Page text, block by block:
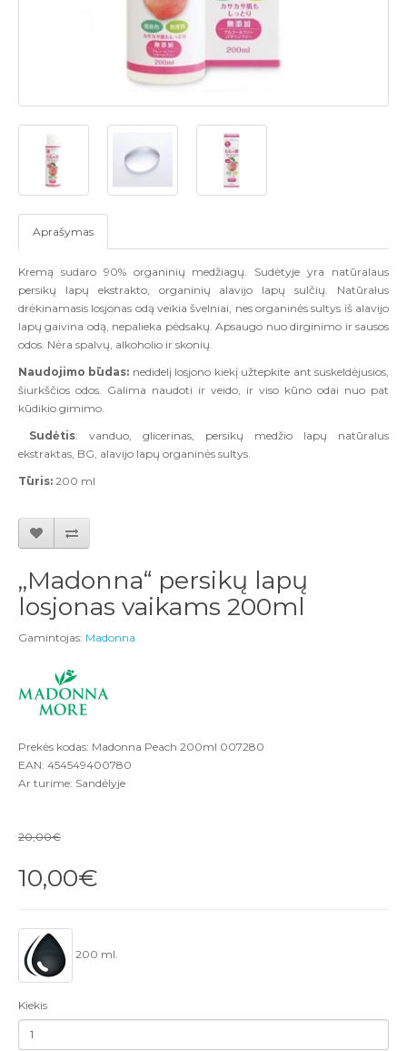
Aprašymas
Kremą sudaro 90% organinių medžiagų. Sudėtyje yra natūralaus
persikų lapų ekstrakto, organinių alavijo lapų sulčių. Natūralus
drėkinamasis losjonas odą veikia švelniai, nes organinės sultys iš alavijo
lapų gaivina odą, nepalieka pėdsakų. Apsaugo nuo dirginimo ir sausos
odos. Nėra spalvų, alkoholio ir skonių.
Naudojimo būdas: nedidelį losjono kiekį užtepkite ant suskeldėjusios,
šiurkščios odos. Galima naudoti ir veido, ir viso kūno odai nuo pat
kūdikio gimimo.
Sudėtis: vanduo, glicerinas, persikų medžio lapų natūralus
ekstraktas, BG, alavijo lapų organinės sultys.
Tūris: 200 ml
„Madonna“ persikų lapų
losjonas vaikams 200ml
Gamintojas: Madonna
Prekės kodas: Madonna Peach 200ml 007280
EAN: 454549400780
Ar turime: Sandėlyje
20,00€
10,00€
200 ml.
Kiekis